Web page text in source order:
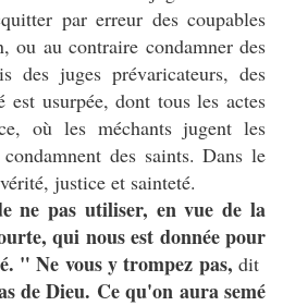
par erreur des coupables
ou au contraire condamner des
des juges prévaricateurs, des
usurpée, dont tous les actes
où les méchants jugent les
des saints. Dans le
justice et sainteté.
ne pas utiliser, en vue de la
qui nous est donnée pour
" Ne vous y trompez pas, dit
de Dieu. Ce qu'on aura semé